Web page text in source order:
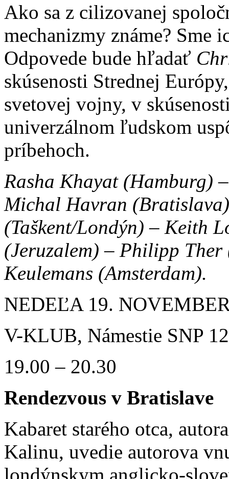
Ako sa z cilizovanej
mechanizmy známe? Sme
Odpovede bude hľadať
skúsenosti Strednej
svetovej vojny, v
univerzálnom ľudskom
príbehoch.
Rasha Khayat (Hamburg)
Michal Havran
(Taškent/Londýn) – Keith
(Jeruzalem) – Philipp
Keulemans (Amsterdam).
NEDEĽA 19.
V-KLUB, Námestie SNP
19.00 – 20.30
Rendezvous v Bratislave
Kabaret starého otca,
Kalinu, uvedie autorova
londýnskym anglicko-